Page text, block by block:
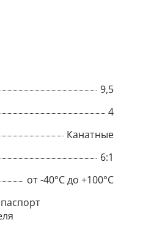
9,5
4
Канатные
6:1
от -40°C до +100°CPopup